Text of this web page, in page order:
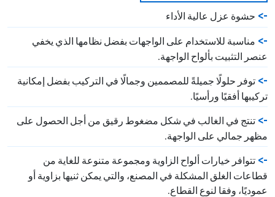
حشوة عزل عالية الأداء
مناسبة للاستخدام على الواجهات بفضل نظامها الذي يخفي
عنصر التثبيت بألواح الواجهة.
توفر حلولًا جميلةً للمصممين وجمالًا في التركيب بفضل إمكانية
تركيبها أفقيًا ورأسيًا.
تنتج في الغالب في شكل مضغوط رقيق من أجل الحصول على
مظهر جمالي على الواجهة.
تتوافر خيارات ألواح الزاوية ومجموعة متنوعة للغاية من
قطاعات الغلق المشكلة في المصنع، والتي يمكن ثنيها بزاوية أو
عموديًا، وفقا لنوع القطاع.